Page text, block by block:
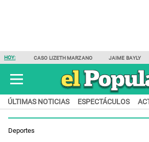
HOY: CASO LIZETH MARZANO JAIME BAYLY
ÚLTIMAS NOTICIAS ESPECTÁCULOS
Deportes